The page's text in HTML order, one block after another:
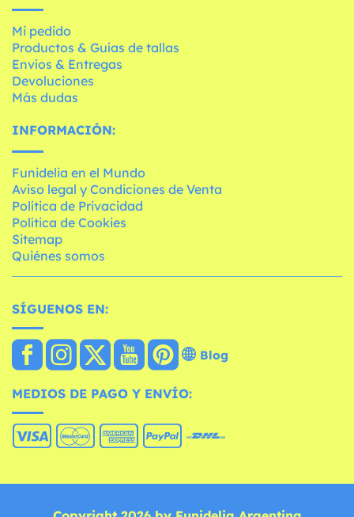
Mi pedido
Productos & Guías de tallas
Envíos & Entregas
Devoluciones
Más dudas
INFORMACIÓN:
Funidelia en el Mundo
Aviso legal y Condiciones de Venta
Política de Privacidad
Política de Cookies
Sitemap
Quiénes somos
SÍGUENOS EN:
Blog
MEDIOS DE PAGO Y ENVÍO: